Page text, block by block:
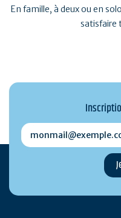
En famille, à deux ou en
satisfaire
monmail@exemple.com